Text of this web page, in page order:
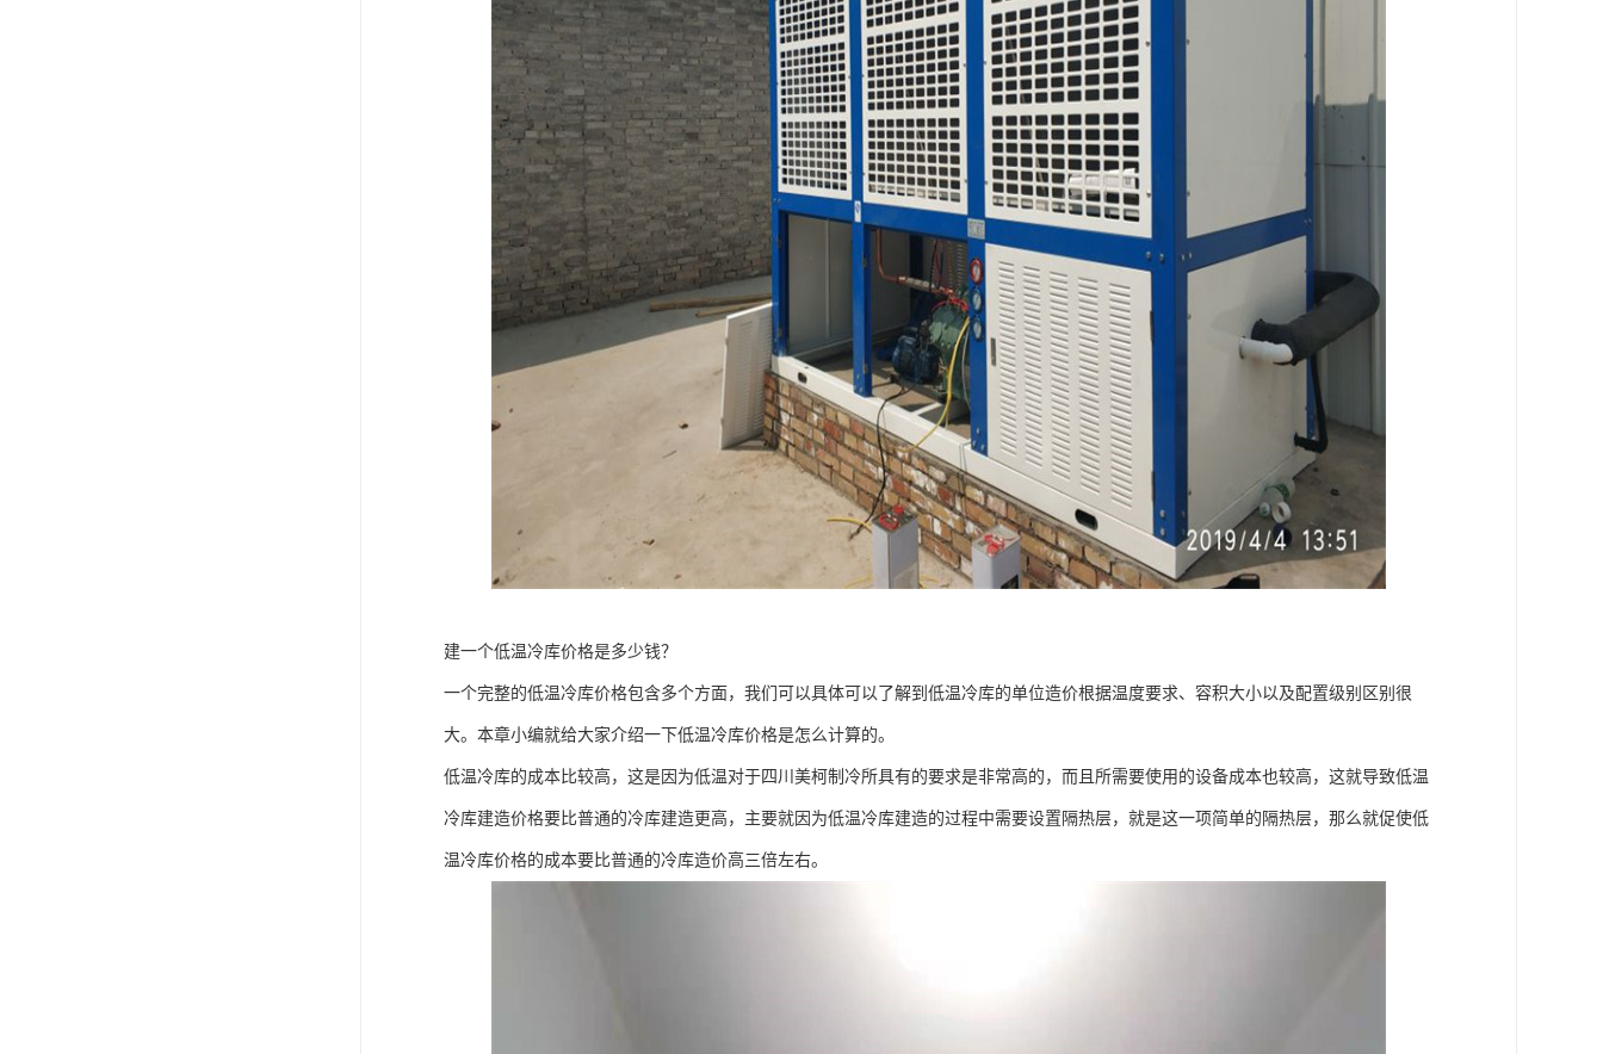
建一个低温冷库价格是多少钱？
一个完整的低温冷库价格包含多个方面，我们可以具体可以了解到低温冷库的单位造价根据温度要求、容积大小以及配置级别区别很
大。本章小编就给大家介绍一下低温冷库价格是怎么计算的。
低温冷库的成本比较高，这是因为低温对于四川美柯制冷所具有的要求是非常高的，而且所需要使用的设备成本也较高，这就导致低温
冷库建造价格要比普通的冷库建造更高，主要就因为低温冷库建造的过程中需要设置隔热层，就是这一项简单的隔热层，那么就促使低
温冷库价格的成本要比普通的冷库造价高三倍左右。